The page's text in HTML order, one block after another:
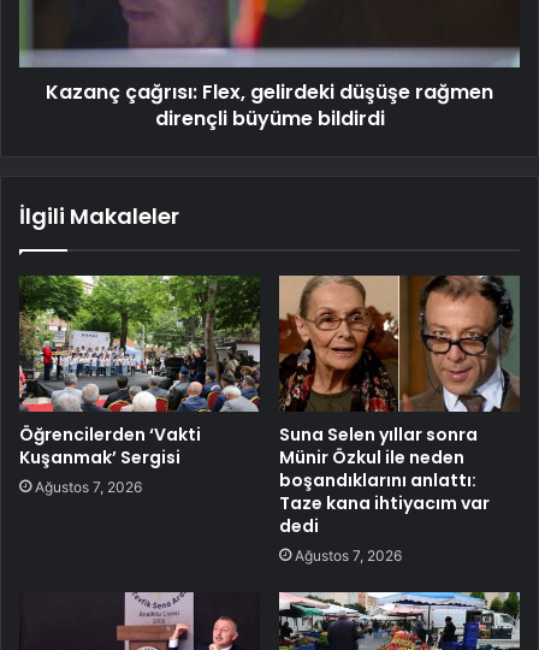
Kazanç çağrısı: Flex, gelirdeki düşüşe rağmen
dirençli büyüme bildirdi
İlgili Makaleler
Öğrencilerden ‘Vakti
Kuşanmak’ Sergisi
Ağustos 7, 2026
Suna Selen yıllar sonra
Münir Özkul ile neden
boşandıklarını anlattı:
Taze kana ihtiyacım var
dedi
Ağustos 7, 2026